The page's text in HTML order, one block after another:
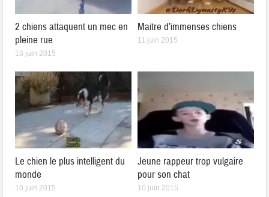
2 chiens attaquent un mec en
pleine rue
18 juin 2015
Maitre d’immenses chiens
11 juin 2015
Le chien le plus intelligent du
monde
10 juin 2015
Jeune rappeur trop vulgaire
pour son chat
10 juin 2015